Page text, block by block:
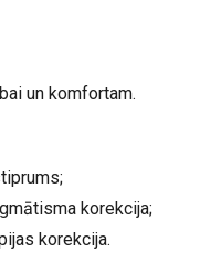
un komfortam.
korekcija;
korekcija.